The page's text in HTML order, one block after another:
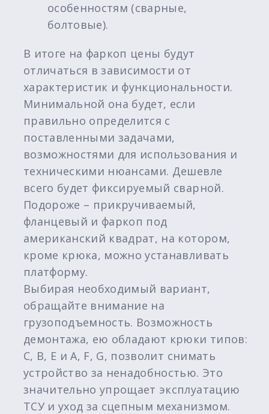
особенностям (сварные,
болтовые).
В итоге на фаркоп цены будут
отличаться в зависимости от
характеристик и функциональности.
Минимальной она будет, если
правильно определится с
поставленными задачами,
возможностями для использования и
техническими нюансами. Дешевле
всего будет фиксируемый сварной.
Подороже – прикручиваемый,
фланцевый и фаркоп под
американский квадрат, на котором,
кроме крюка, можно устанавливать
платформу.
Выбирая необходимый вариант,
обращайте внимание на
грузоподъемность. Возможность
демонтажа, ею обладают крюки типов:
C, B, E и A, F, G, позволит снимать
устройство за ненадобностью. Это
значительно упрощает эксплуатацию
ТСУ и уход за сцепным механизмом.